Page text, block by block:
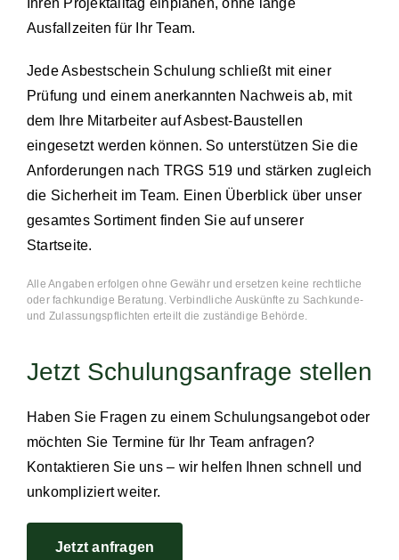
Ihren Projektalltag einplanen, ohne lange
Ausfallzeiten für Ihr Team.
Jede Asbestschein Schulung schließt mit einer
Prüfung und einem anerkannten Nachweis ab, mit
dem Ihre Mitarbeiter auf Asbest-Baustellen
eingesetzt werden können. So unterstützen Sie die
Anforderungen nach TRGS 519 und stärken zugleich
die Sicherheit im Team. Einen Überblick über unser
gesamtes Sortiment finden Sie auf unserer
Startseite.
Alle Angaben erfolgen ohne Gewähr und ersetzen keine rechtliche
oder fachkundige Beratung. Verbindliche Auskünfte zu Sachkunde-
und Zulassungspflichten erteilt die zuständige Behörde.
Jetzt Schulungsanfrage stellen
Haben Sie Fragen zu einem Schulungsangebot oder
möchten Sie Termine für Ihr Team anfragen?
Kontaktieren Sie uns – wir helfen Ihnen schnell und
unkompliziert weiter.
Jetzt anfragen